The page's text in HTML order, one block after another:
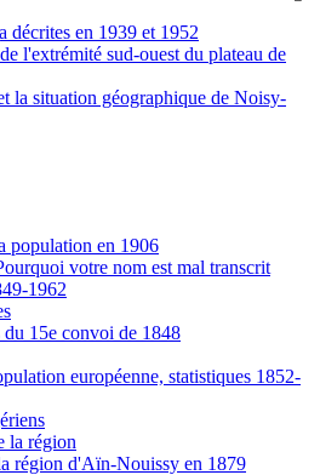
décrites en 1939 et 1952
l'extrémité sud-ouest du plateau de
la situation géographique de Noisy-
population en 1906
votre nom est mal transcrit
1962
du 15e convoi de 1848
européenne, statistiques 1852-
la région
région d'Aïn-Nouissy en 1879